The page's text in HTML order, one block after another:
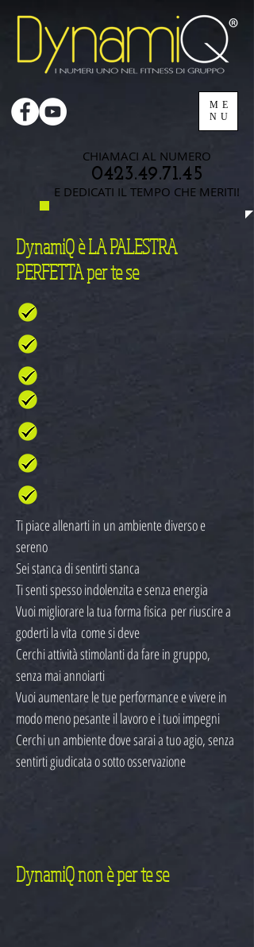
CHIAMACI AL NUMERO
0423.49.71.45
E DEDICATI IL TEMPO CHE MERITI!
ME
NU
DynamiQ è LA PALESTRA
PERFETTA per te se
Ti piace allenarti in un ambiente diverso e
sereno
Sei stanca di sentirti stanca
Ti senti spesso indolenzita e senza energia
Vuoi migliorare la tua forma fisica per riuscire a
goderti la vita come si deve
Cerchi attività stimolanti da fare in gruppo,
senza mai annoiarti
Vuoi aumentare le tue performance e vivere in
modo meno pesante il lavoro e i tuoi impegni
Cerchi un ambiente dove sarai a tuo agio, senza
sentirti giudicata o sotto osservazione
DynamiQ non è per te se